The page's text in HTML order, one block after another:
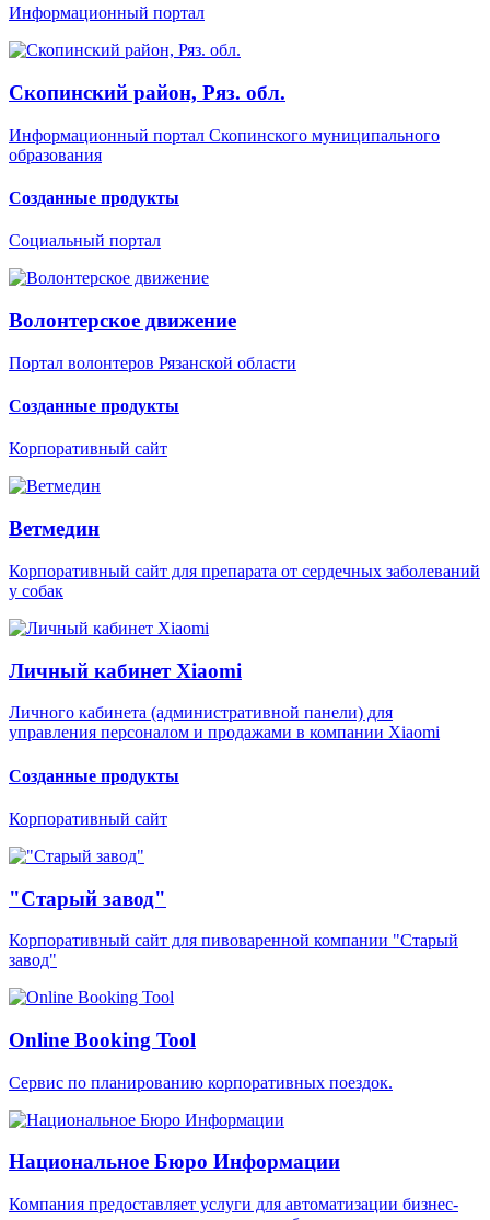
Информационный портал
Скопинский район, Ряз. обл.
Информационный портал Скопинского муниципального
образования
Созданные продукты
Социальный портал
Волонтерское движение
Портал волонтеров Рязанской области
Созданные продукты
Корпоративный сайт
Ветмедин
Корпоративный сайт для препарата от сердечных заболеваний
у собак
Личный кабинет Xiaomi
Личного кабинета (административной панели) для
управления персоналом и продажами в компании Xiaomi
Созданные продукты
Корпоративный сайт
"Старый завод"
Корпоративный сайт для пивоваренной компании "Старый
завод"
Online Booking Tool
Cервис по планированию корпоративных поездок.
Национальное Бюро Информации
Компания предоставляет услуги для автоматизации бизнес-